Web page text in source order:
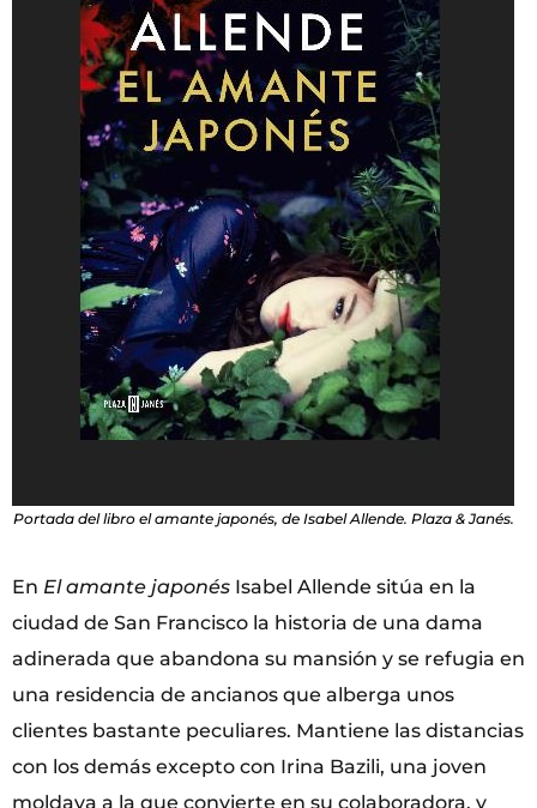
Portada del libro el amante japonés, de Isabel Allende. Plaza & Janés.
En El amante japonés Isabel Allende sitúa en la
ciudad de San Francisco la historia de una dama
adinerada que abandona su mansión y se refugia en
una residencia de ancianos que alberga unos
clientes bastante peculiares. Mantiene las distancias
con los demás excepto con Irina Bazili, una joven
moldava a la que convierte en su colaboradora, y